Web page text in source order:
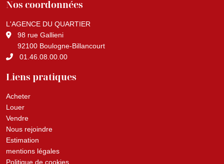
Nos coordonnées
L'AGENCE DU QUARTIER
98 rue Gallieni
92100 Boulogne-Billancourt
01.46.08.00.00
Liens pratiques
Acheter
Louer
Vendre
Nous rejoindre
Estimation
mentions légales
Politique de cookies